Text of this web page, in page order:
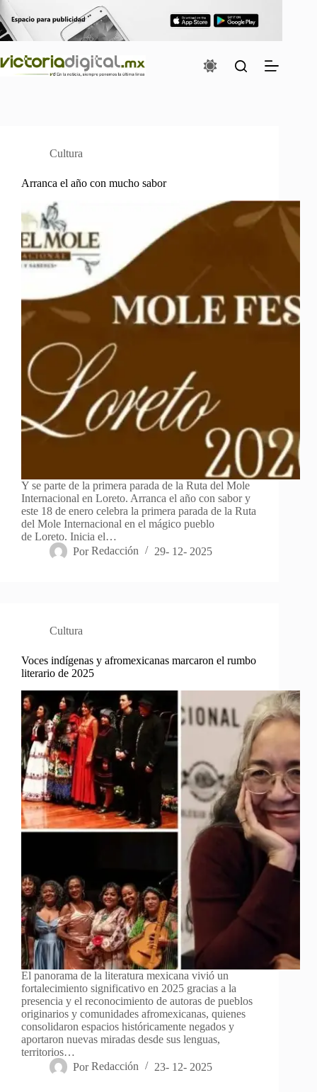
Saltar
al
contenido
Cultura
Arranca el año con mucho sabor
Y se parte de la primera parada de la Ruta del Mole
Internacional en Loreto. Arranca el año con sabor y
este 18 de enero celebra la primera parada de la Ruta
del Mole Internacional en el mágico pueblo
de Loreto. Inicia el…
Por Redacción 29- 12- 2025
Cultura
Voces indígenas y afromexicanas marcaron el rumbo
literario de 2025
El panorama de la literatura mexicana vivió un
fortalecimiento significativo en 2025 gracias a la
presencia y el reconocimiento de autoras de pueblos
originarios y comunidades afromexicanas, quienes
consolidaron espacios históricamente negados y
aportaron nuevas miradas desde sus lenguas,
territorios…
Por Redacción 23- 12- 2025